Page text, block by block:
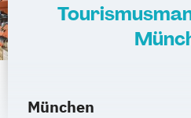
München